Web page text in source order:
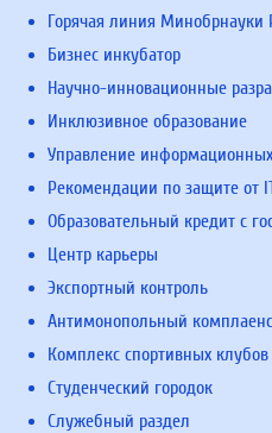
Горячая линия Минобрнауки
Бизнес инкубатор
Научно-инновационные
Инклюзивное образование
Управление информационных
Рекомендации по защите от
Образовательный кредит с
Центр карьеры
Экспортный контроль
Антимонопольный комплаенс
Комплекс спортивных
Студенческий городок
Служебный раздел